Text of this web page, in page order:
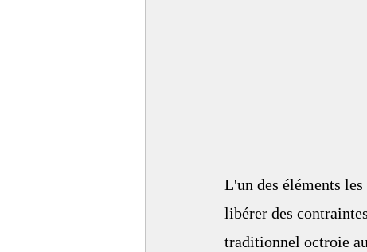
L'un des éléments
libérer des
traditionnel octroie